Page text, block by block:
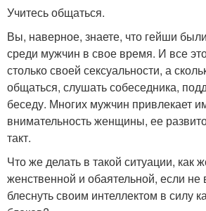
Учитесь общаться.
Вы, наверное, знаете, что гейши
среди мужчин в свое время. И все
столько своей сексуальности, а
общаться, слушать собеседника,
беседу. Многих мужчин привлекает
внимательность женщины, ее
такт.
Что же делать в такой ситуации, как
женственной и обаятельной, если не
блеснуть своим интеллектом в силу